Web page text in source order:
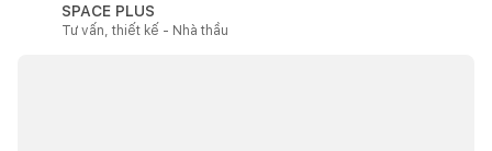
SPACE PLUS
Tư vấn, thiết kế - Nhà thầu